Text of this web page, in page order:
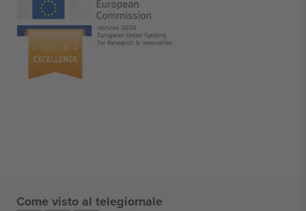
Come visto al telegiornale